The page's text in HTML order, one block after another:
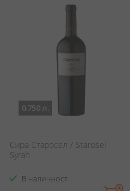
0.750 л.
Сира Старосел / Starosel
Syrah
В наличност